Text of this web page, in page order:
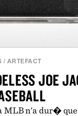
/ ARTEFACT
JOE
n'a dur� que